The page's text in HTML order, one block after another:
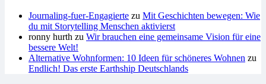
Journaling-fuer-Engagierte zu Mit Geschichten bewegen: Wie
du mit Storytelling Menschen aktivierst
ronny hurth zu Wir brauchen eine gemeinsame Vision für eine
bessere Welt!
Alternative Wohnformen: 10 Ideen für schöneres Wohnen zu
Endlich! Das erste Earthship Deutschlands